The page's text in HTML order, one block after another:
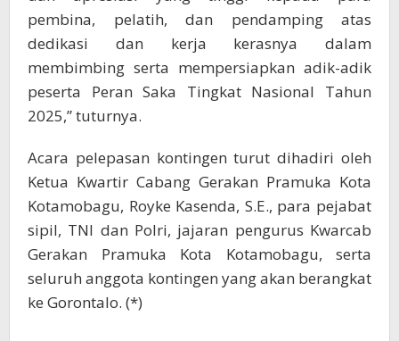
pembina, pelatih, dan pendamping atas
dedikasi dan kerja kerasnya dalam
membimbing serta mempersiapkan adik-adik
peserta Peran Saka Tingkat Nasional Tahun
2025,” tuturnya.
Acara pelepasan kontingen turut dihadiri oleh
Ketua Kwartir Cabang Gerakan Pramuka Kota
Kotamobagu, Royke Kasenda, S.E., para pejabat
sipil, TNI dan Polri, jajaran pengurus Kwarcab
Gerakan Pramuka Kota Kotamobagu, serta
seluruh anggota kontingen yang akan berangkat
ke Gorontalo. (*)